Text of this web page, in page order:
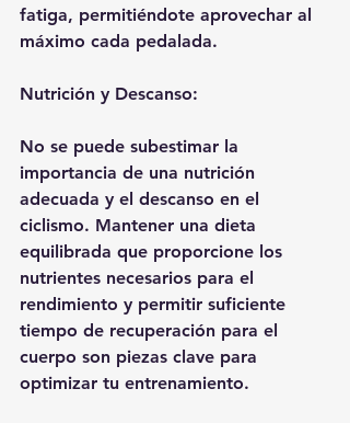
fatiga, permitiéndote aprovechar al
máximo cada pedalada.
Nutrición y Descanso:
No se puede subestimar la
importancia de una nutrición
adecuada y el descanso en el
ciclismo. Mantener una dieta
equilibrada que proporcione los
nutrientes necesarios para el
rendimiento y permitir suficiente
tiempo de recuperación para el
cuerpo son piezas clave para
optimizar tu entrenamiento.